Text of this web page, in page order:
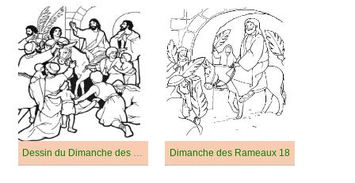
Dessin du Dimanche des Rameaux Gratuit Dimanche des Rameaux 18